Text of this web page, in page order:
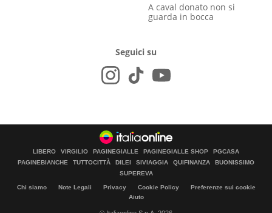
A caval donato non si
guarda in bocca
Seguici su
LIBERO VIRGILIO PAGINEGIALLE PAGINEGIALLE SHOP
PGCASA
PAGINEBIANCHE
TUTTOCITTÀ DILEI SIVIAGGIA QUIFINANZA
BUONISSIMO
SUPEREVA
Chi siamo Note Legali Privacy Cookie Policy
Preferenze sui cookie
Aiuto